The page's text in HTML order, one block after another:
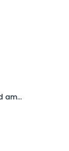
Parka alta visibilidad amarillo/azul marino Ref. 288PFMIXYFA